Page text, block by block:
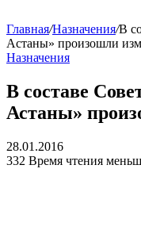
Главная/Назначения/В
Астаны» произошли
Назначения
В составе
Астаны»
28.01.2016
332 Время чтения